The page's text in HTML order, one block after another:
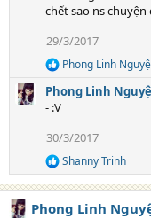
o
s
chết sao ns chuyện
29/3/2017
R
e
a
c
i
o
n
s
Phong Linh
Phong Linh
- :V
30/3/2017
R
e
a
c
Shanny Trinh
Phong Linh